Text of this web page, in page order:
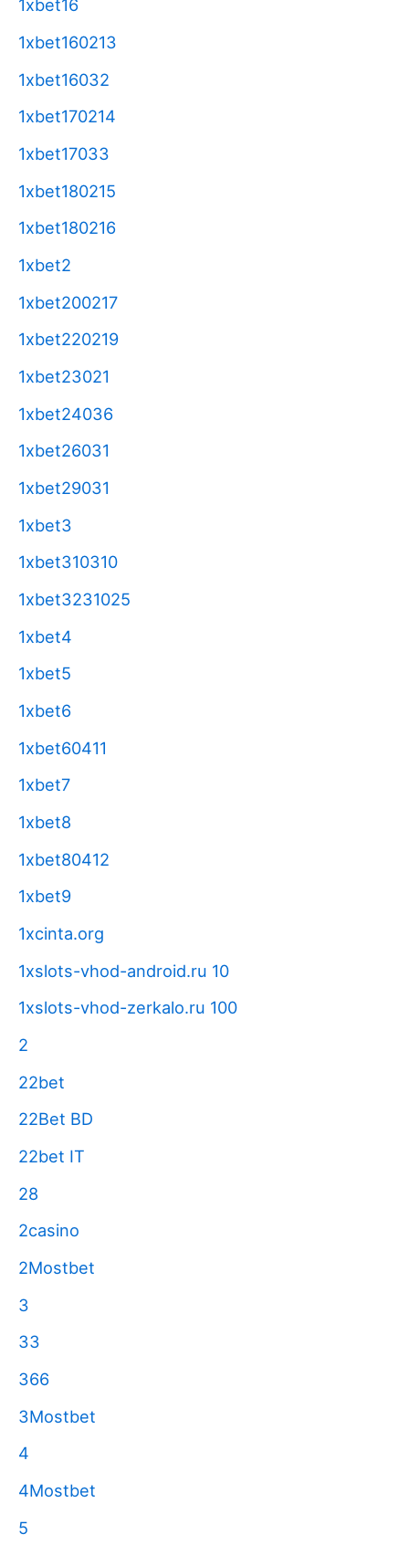
1xbet16
1xbet160213
1xbet16032
1xbet170214
1xbet17033
1xbet180215
1xbet180216
1xbet2
1xbet200217
1xbet220219
1xbet23021
1xbet24036
1xbet26031
1xbet29031
1xbet3
1xbet310310
1xbet3231025
1xbet4
1xbet5
1xbet6
1xbet60411
1xbet7
1xbet8
1xbet80412
1xbet9
1xcinta.org
1xslots-vhod-android.ru 10
1xslots-vhod-zerkalo.ru 100
2
22bet
22Bet BD
22bet IT
28
2casino
2Mostbet
3
33
366
3Mostbet
4
4Mostbet
5